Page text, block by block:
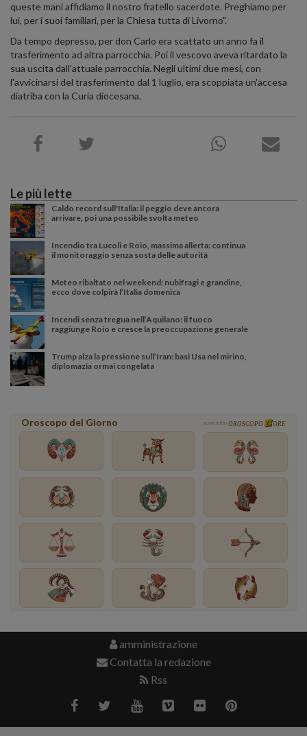
queste mani affidiamo il nostro fratello sacerdote. Preghiamo per
lui, per i suoi familiari, per la Chiesa tutta di Livorno".
Da tempo depresso, per don Carlo era scattato un anno fa il
trasferimento ad altra parrocchia. Poi il vescovo aveva ritardato la
sua uscita dall'attuale parrocchia. Negli ultimi due mesi, con
l'avvicinarsi del trasferimento dal 1 luglio, era scoppiata un'accesa
diatriba con la Curia diocesana.
Le più lette
Caldo record sull'Italia: il peggio deve ancora
arrivare, poi una possibile svolta meteo
Incendio tra Lucoli e Roio, massima allerta: continua
il monitoraggio senza sosta delle autorità
Meteo ribaltato nel weekend: nubifragi e grandine,
ecco dove colpirà l’Italia domenica
Incendi senza tregua nell’Aquilano: il fuoco
raggiunge Roio e cresce la preoccupazione generale
Trump alza la pressione sull’Iran: basi Usa nel mirino,
diplomazia ormai congelata
Oroscopo del Giorno powered by OROSCOPO ORE
amministrazione
Contatta la redazione
Rss